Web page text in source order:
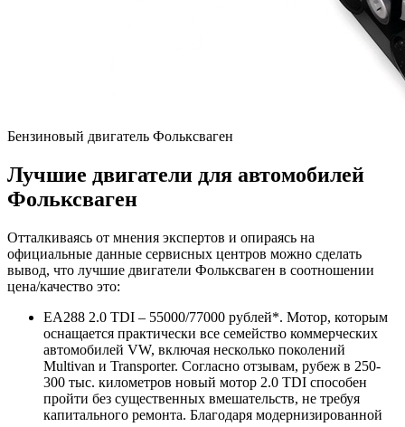
Бензиновый двигатель Фольксваген
Лучшие двигатели для автомобилей
Фольксваген
Отталкиваясь от мнения экспертов и опираясь на
официальные данные сервисных центров можно сделать
вывод, что лучшие двигатели Фольксваген в соотношении
цена/качество это:
EA288 2.0 TDI – 55000/77000 рублей*. Мотор, которым
оснащается практически все семейство коммерческих
автомобилей VW, включая несколько поколений
Multivan и Transporter. Согласно отзывам, рубеж в 250-
300 тыс. километров новый мотор 2.0 TDI способен
пройти без существенных вмешательств, не требуя
капитального ремонта. Благодаря модернизированной